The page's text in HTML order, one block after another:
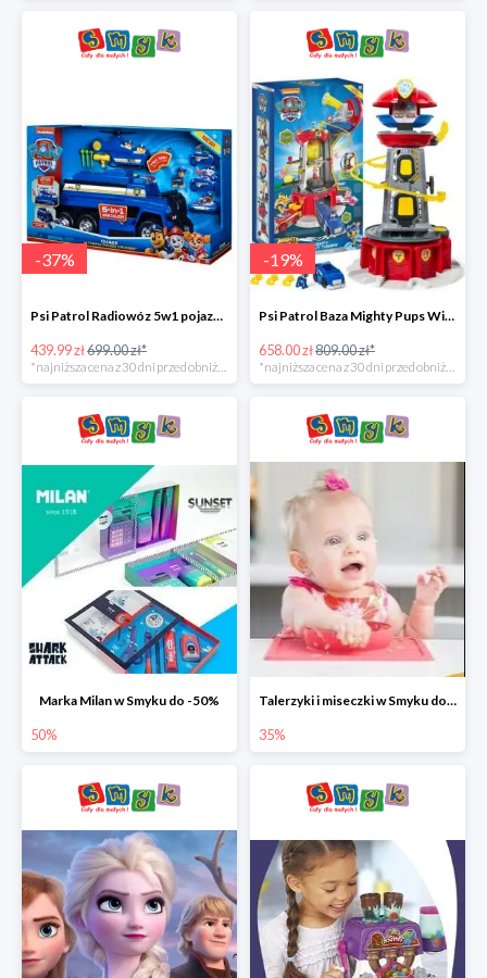
-37%
Psi Patrol Radiowóz 5w1 pojazd ratunkowy z figurką Chase'a -37%
439.99 zł699.00 zł*
-19%
Psi Patrol Baza Mighty Pups Wieża obserwacyjna+pojazd z figurką -19%
658.00 zł809.00 zł*
Marka Milan w Smyku do -50%
50%
Talerzyki i miseczki w Smyku do -35%
35%